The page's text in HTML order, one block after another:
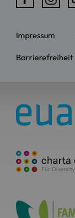
Impressum
Barrierefreiheit